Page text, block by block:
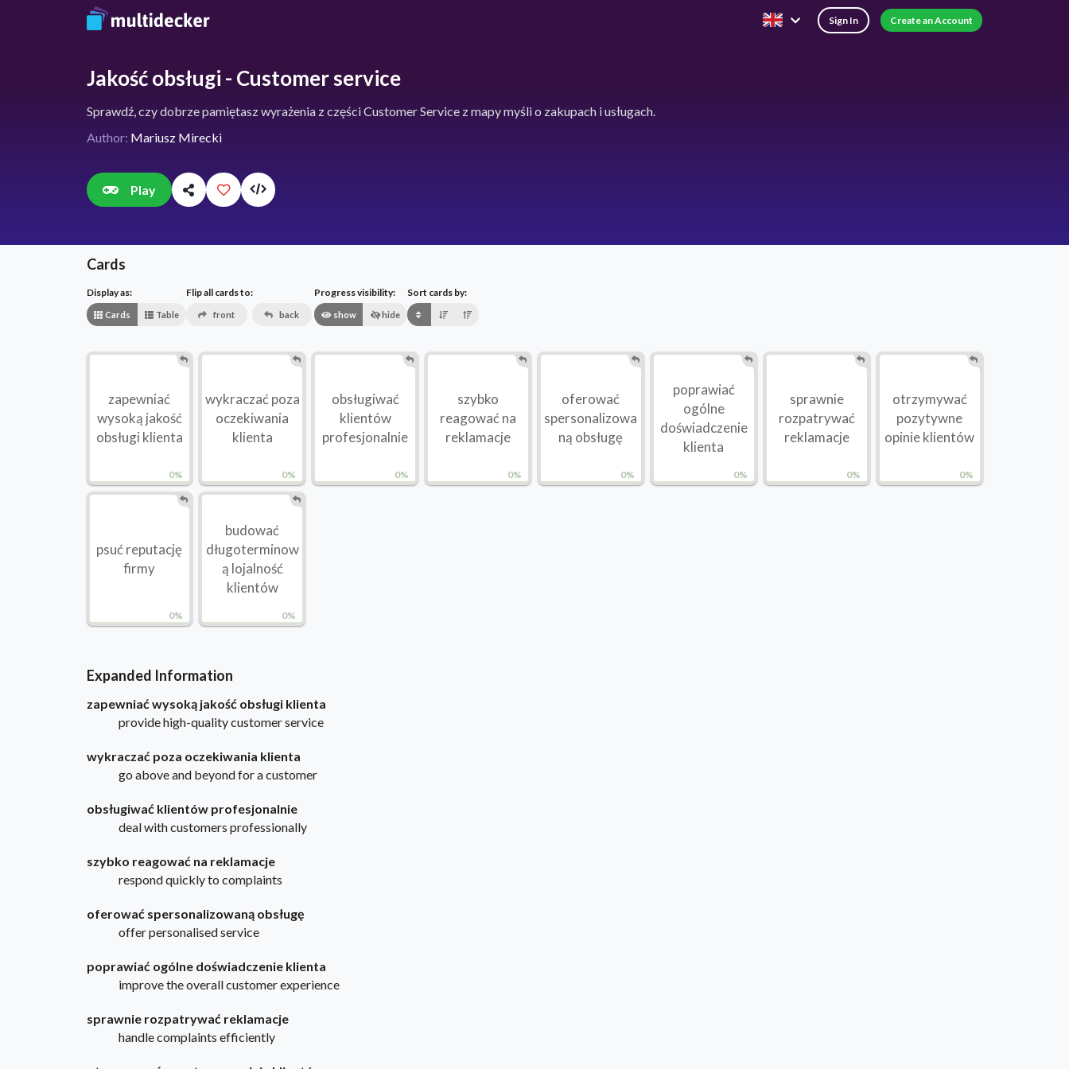
Sign In Create an Account
Jakość obsługi - Customer service
Sprawdź, czy dobrze pamiętasz wyrażenia z części Customer Service z mapy myśli o zakupach i usługach.
Author: Mariusz Mirecki
Play
Cards
Display as:
Cards Table
Flip all cards to:
front back
Progress visibility:
show hide
Sort cards by:
0%
zapewniać
wysoką jakość
obsługi klienta
0%
wykraczać poza
oczekiwania
klienta
0%
obsługiwać
klientów
profesjonalnie
0%
szybko
reagować na
reklamacje
0%
oferować
spersonalizowa
ną obsługę
0%
poprawiać
ogólne
doświadczenie
klienta
0%
sprawnie
rozpatrywać
reklamacje
0%
otrzymywać
pozytywne
opinie klientów
0%
psuć reputację
firmy
0%
budować
długoterminow
ą lojalność
klientów
Expanded Information
zapewniać wysoką jakość obsługi klienta
provide high-quality customer service
wykraczać poza oczekiwania klienta
go above and beyond for a customer
obsługiwać klientów profesjonalnie
deal with customers professionally
szybko reagować na reklamacje
respond quickly to complaints
oferować spersonalizowaną obsługę
offer personalised service
poprawiać ogólne doświadczenie klienta
improve the overall customer experience
sprawnie rozpatrywać reklamacje
handle complaints efficiently